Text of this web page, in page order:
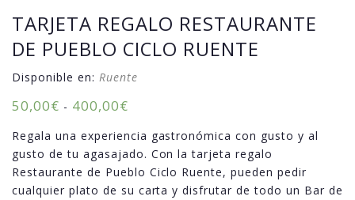
TARJETA REGALO RESTAURANTE
DE PUEBLO CICLO RUENTE
Disponible en: Ruente
50,00€ - 400,00€
Regala una experiencia gastronómica con gusto y al
gusto de tu agasajado. Con la tarjeta regalo
Restaurante de Pueblo Ciclo Ruente, pueden pedir
cualquier plato de su carta y disfrutar de todo un Bar de